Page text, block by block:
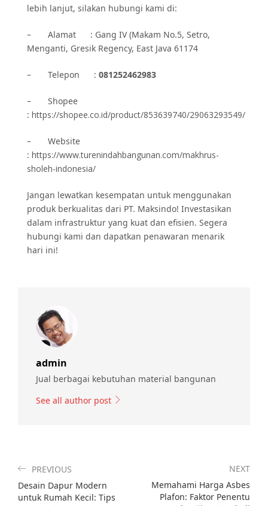
lebih lanjut, silakan hubungi kami di:
– Alamat : Gang IV (Makam No.5, Setro,
Menganti, Gresik Regency, East Java 61174
– Telepon : 081252462983
– Shopee
: https://shopee.co.id/product/853639740/29063293549/
– Website
: https://www.turenindahbangunan.com/makhrus-
sholeh-indonesia/
Jangan lewatkan kesempatan untuk menggunakan
produk berkualitas dari PT. Maksindo! Investasikan
dalam infrastruktur yang kuat dan efisien. Segera
hubungi kami dan dapatkan penawaran menarik
hari ini!
admin
Jual berbagai kebutuhan material bangunan
See all author post
PREVIOUS
Desain Dapur Modern
untuk Rumah Kecil: Tips
NEXT
Memahami Harga Asbes
Plafon: Faktor Penentu